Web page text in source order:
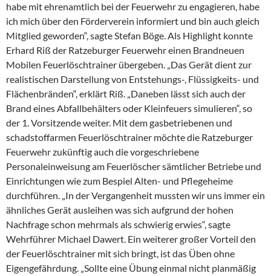
habe mit ehrenamtlich bei der Feuerwehr zu engagieren, habe
ich mich über den Förderverein informiert und bin auch gleich
Mitglied geworden“, sagte Stefan Böge. Als Highlight konnte
Erhard Riß der Ratzeburger Feuerwehr einen Brandneuen
Mobilen Feuerlöschtrainer übergeben. „Das Gerät dient zur
realistischen Darstellung von Entstehungs-, Flüssigkeits- und
Flächenbränden“, erklärt Riß. „Daneben lässt sich auch der
Brand eines Abfallbehälters oder Kleinfeuers simulieren“, so
der 1. Vorsitzende weiter. Mit dem gasbetriebenen und
schadstoffarmen Feuerlöschtrainer möchte die Ratzeburger
Feuerwehr zukünftig auch die vorgeschriebene
Personaleinweisung am Feuerlöscher sämtlicher Betriebe und
Einrichtungen wie zum Bespiel Alten- und Pflegeheime
durchführen. „In der Vergangenheit mussten wir uns immer ein
ähnliches Gerät ausleihen was sich aufgrund der hohen
Nachfrage schon mehrmals als schwierig erwies“, sagte
Wehrführer Michael Dawert. Ein weiterer großer Vorteil den
der Feuerlöschtrainer mit sich bringt, ist das Üben ohne
Eigengefährdung. „Sollte eine Übung einmal nicht planmäßig